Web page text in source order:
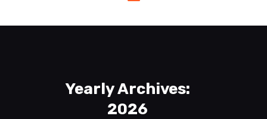
Yearly Archives:
2026
NOTFALL
KONTAKT